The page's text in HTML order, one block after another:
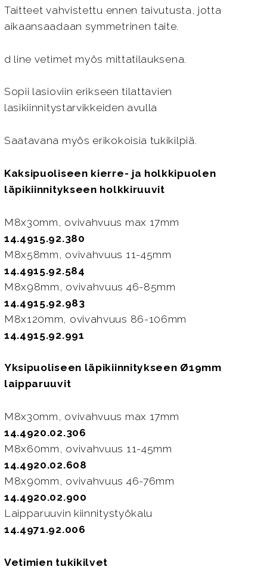
Taitteet vahvistettu ennen taivutusta, jotta
aikaansaadaan symmetrinen taite.
d line vetimet myös mittatilauksena.
Sopii lasioviin erikseen tilattavien
lasikiinnitystarvikkeiden avulla
Saatavana myös erikokoisia tukikilpiä.
Kaksipuoliseen kierre- ja holkkipuolen
läpikiinnitykseen holkkiruuvit
M8x30mm, ovivahvuus max 17mm
14.4915.92.380
M8x58mm, ovivahvuus 11-45mm
14.4915.92.584
M8x98mm, ovivahvuus 46-85mm
14.4915.92.983
M8x120mm, ovivahvuus 86-106mm
14.4915.92.991
Yksipuoliseen läpikiinnitykseen Ø19mm
laipparuuvit
M8x30mm, ovivahvuus max 17mm
14.4920.02.306
M8x60mm, ovivahvuus 11-45mm
14.4920.02.608
M8x90mm, ovivahvuus 46-76mm
14.4920.02.900
Laipparuuvin kiinnitystyökalu
14.4971.92.006
Vetimien tukikilvet